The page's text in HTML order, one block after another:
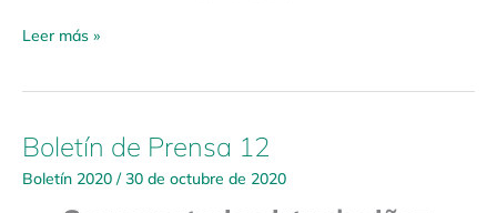
Leer más »
Boletín de Prensa 12
Boletín 2020 /30 de octubre de 2020
Boletín
Prensa